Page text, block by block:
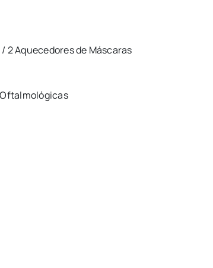
2 Aquecedores de Máscaras